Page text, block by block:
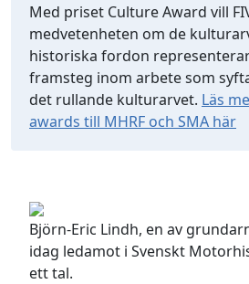
Med priset Culture Award vill
medvetenheten om de
historiska fordon
framsteg inom arbete som
det rullande kulturarvet. Läs
awards till MHRF och SMA här
Björn-Eric Lindh, en av
idag ledamot i Svenskt
ett tal.